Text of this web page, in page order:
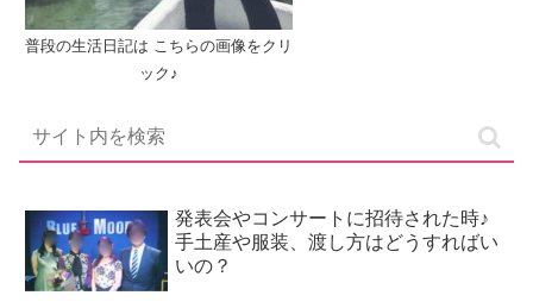
普段の生活日記は こちらの画像をクリ
ック♪
発表会やコンサートに招待された時♪
手土産や服装、渡し方はどうすればい
いの？